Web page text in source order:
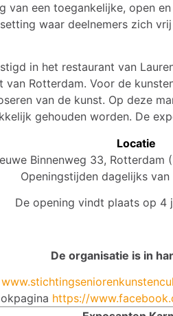
van een toegankelijke, open
waar deelnemers zich
in het restaurant van
van Rotterdam. Voor de
van de kunst. Op deze
gehouden worden. De
Locatie
Binnenweg 33,
Openingstijden dagelijks van
De opening vindt plaats op 4
De organisatie is in
https://